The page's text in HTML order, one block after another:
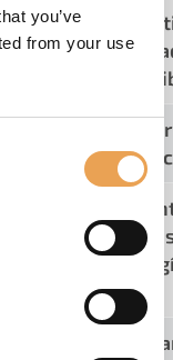
you’ve
from your use
Selecciona
desde la
módulos
con
Crear y editar
Usar
para la
PDF: